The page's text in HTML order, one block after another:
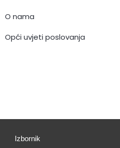
O nama
Opći uvjeti poslovanja
Izbornik